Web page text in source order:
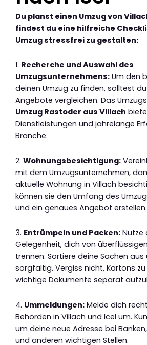
Du planst einen Umzug von
findest du eine hilfreiche
Umzug stressfrei zu gestalten:
1. Recherche und Auswahl des
Umzugsunternehmens: Um den
deinen Umzug zu finden, solltest
Angebote vergleichen. Das
Umzug Rastoder aus Villach
Dienstleistungen und jahrelange
Branche.
2. Wohnungsbesichtigung:
mit dem Umzugsunternehmen,
aktuelle Wohnung in Villach
können sie den Umfang des
und ein genaues Angebot erstellen.
3. Entrümpeln und Packen: Nutze
Gelegenheit, dich von
trennen. Sortiere deine Sachen
sorgfältig. Vergiss nicht, Kartons
wichtige Dokumente separat
4. Ummeldungen: Melde dich
Behörden in Villach und Icel um.
um deine neue Adresse bei
und anderen wichtigen Stellen.